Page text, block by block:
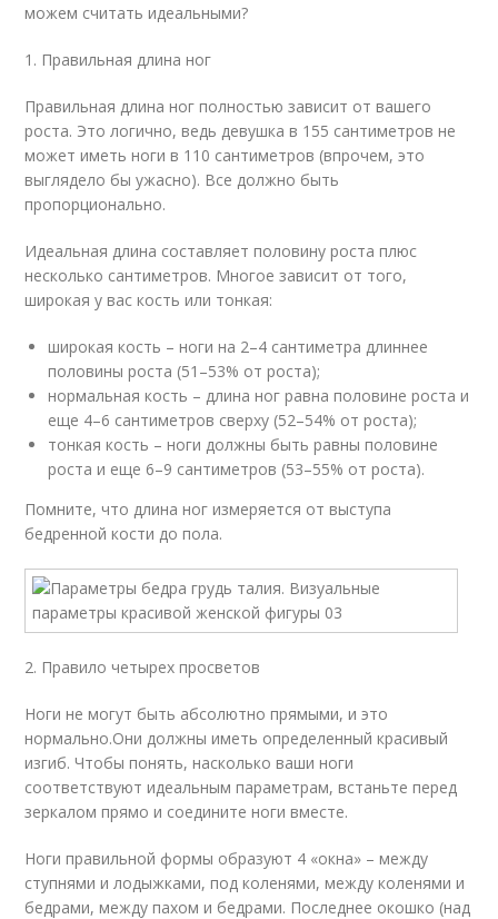
можем считать идеальными?
1. Правильная длина ног
Правильная длина ног полностью зависит от вашего
роста. Это логично, ведь девушка в 155 сантиметров не
может иметь ноги в 110 сантиметров (впрочем, это
выглядело бы ужасно). Все должно быть
пропорционально.
Идеальная длина составляет половину роста плюс
несколько сантиметров. Многое зависит от того,
широкая у вас кость или тонкая:
широкая кость – ноги на 2–4 сантиметра длиннее
половины роста (51–53% от роста);
нормальная кость – длина ног равна половине роста и
еще 4–6 сантиметров сверху (52–54% от роста);
тонкая кость – ноги должны быть равны половине
роста и еще 6–9 сантиметров (53–55% от роста).
Помните, что длина ног измеряется от выступа
бедренной кости до пола.
2. Правило четырех просветов
Ноги не могут быть абсолютно прямыми, и это
нормально.Они должны иметь определенный красивый
изгиб. Чтобы понять, насколько ваши ноги
соответствуют идеальным параметрам, встаньте перед
зеркалом прямо и соедините ноги вместе.
Ноги правильной формы образуют 4 «окна» – между
ступнями и лодыжками, под коленями, между коленями и
бедрами, между пахом и бедрами. Последнее окошко (над